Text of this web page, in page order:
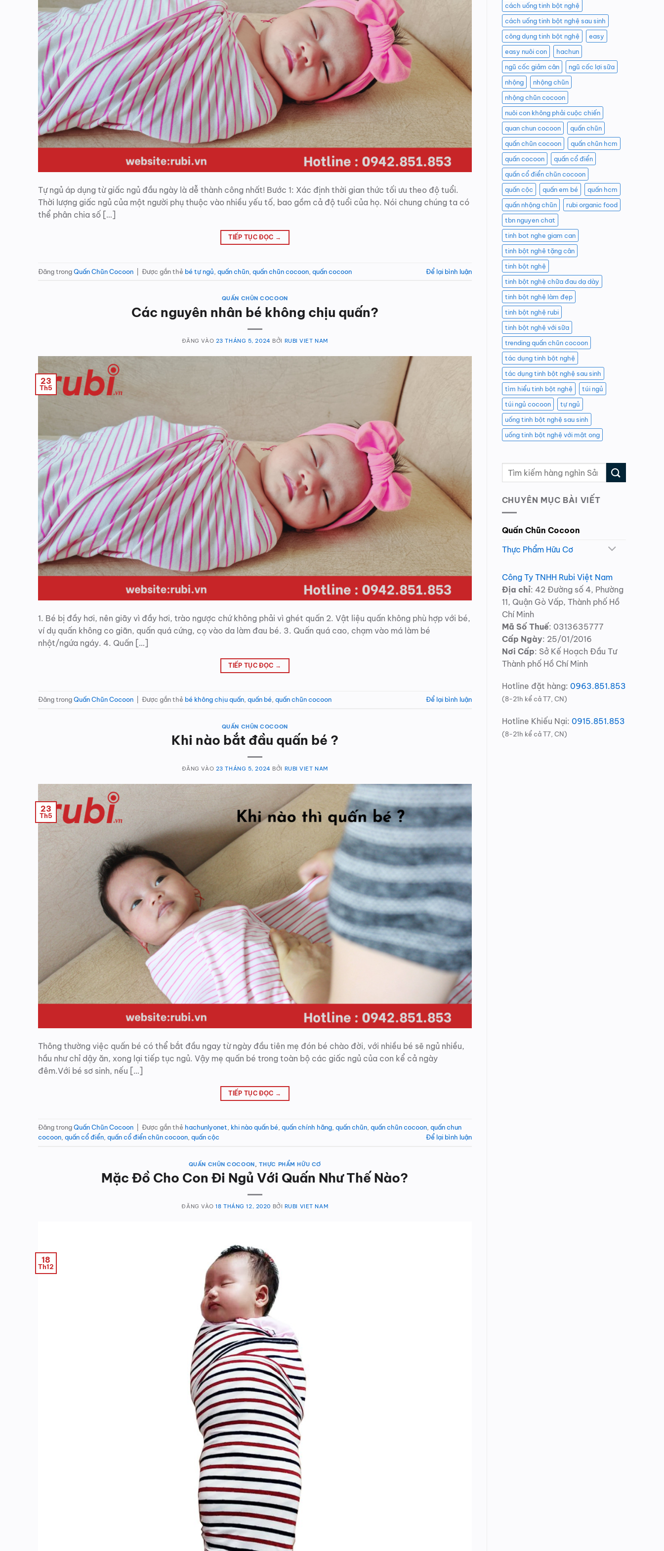
Tự ngủ áp dụng từ giấc ngủ đầu ngày là dễ thành công nhất! Bước 1: Xác định thời gian thức tối ưu theo độ tuổi.
Thời lượng giấc ngủ của một người phụ thuộc vào nhiều yếu tố, bao gồm cả độ tuổi của họ. Nói chung chúng ta có
thể phân chia số […]
TIẾP TỤC ĐỌC →
Đăng trongQuấn Chũn Cocoon Được gắn thẻ bé tự ngủ quấn chũn quấn chũn cocoon quấn cocoon Để lại bình luận
QUẤN CHŨN COCOON
Các nguyên nhân bé không chịu quấn?
ĐĂNG VÀO 23 THÁNG 5, 2024 BỞI RUBI VIET NAM
23
Th5
1. Bé bị đầy hơi, nên giãy vì đầy hơi, trào ngược chứ không phải vì ghét quấn 2. Vật liệu quấn không phù hợp với bé,
ví dụ quấn không co giãn, quấn quá cứng, cọ vào da làm đau bé. 3. Quấn quá cao, chạm vào má làm bé
nhột/ngứa ngáy. 4. Quấn […]
TIẾP TỤC ĐỌC →
Đăng trongQuấn Chũn Cocoon Được gắn thẻ bé không chịu quấn quấn bé quấn chũn cocoon Để lại bình luận
QUẤN CHŨN COCOON
Khi nào bắt đầu quấn bé ?
ĐĂNG VÀO 23 THÁNG 5, 2024 BỞI RUBI VIET NAM
23
Th5
Thông thường việc quấn bé có thể bắt đầu ngay từ ngày đầu tiên mẹ đón bé chào đời, với nhiều bé sẽ ngủ nhiều,
hầu như chỉ dậy ăn, xong lại tiếp tục ngủ. Vậy mẹ quấn bé trong toàn bộ các giấc ngủ của con kể cả ngày
đêm.Với bé sơ sinh, nếu […]
TIẾP TỤC ĐỌC →
Đăng trongQuấn Chũn Cocoon Được gắn thẻ hachunlyonet, khi nào quấn bé, quấn chính hãng, quấn chũn, quấn chũn cocoon, quấn chun
cocoon, quấn cổ điển, quấn cổ điển chũn cocoon, quấn cộc Để lại bình luận
QUẤN CHŨN COCOON, THỰC PHẨM HỮU CƠ
Mặc Đồ Cho Con Đi Ngủ Với Quấn Như Thế Nào?
ĐĂNG VÀO18 THÁNG 12, 2020 BỞI RUBI VIET NAM
18
Th12
cách uống tinh bột nghệ
cách uống tinh bột nghệ sau sinh
công dụng tinh bột nghệ
easy
easy nuôi con
hachun
ngũ cốc giảm cân
ngũ cốc lợi sữa
nhộng
nhộng chũn
nhộng chũn cocoon
nuôi con không phải cuộc chiến
quan chun cocoon
quấn chũn
quấn chũn cocoon
quấn chũn hcm
quấn cocoon
quấn cổ điển
quấn cổ điển chũn cocoon
quấn cộc
quấn em bé
quấn hcm
quấn nhộng chũn
rubi organic food
tbn nguyen chat
tinh bot nghe giam can
tinh bột nghê tặng cân
tinh bột nghệ
tinh bột nghệ chữa đau dạ dày
tinh bột nghệ làm đẹp
tinh bột nghệ rubi
tinh bột nghệ với sữa
trending quấn chũn cocoon
tác dụng tinh bột nghệ
tác dụng tinh bột nghệ sau sinh
tìm hiểu tinh bột nghệ
túi ngủ
túi ngủ cocoon
tự ngủ
uống tinh bột nghệ sau sinh
uống tinh bột nghệ với mật ong
CHUYÊN MỤC BÀI VIẾT
Quấn Chũn Cocoon
Thực Phẩm Hữu Cơ
Công Ty TNHH Rubi Việt Nam
Địa chỉ: 42 Đường số 4, Phường
11, Quận Gò Vấp, Thành phố Hồ
Chí Minh
Mã Số Thuế: 0313635777
Cấp Ngày: 25/01/2016
Nơi Cấp: Sở Kế Hoạch Đầu Tư
Thành phố Hồ Chí Minh
Hotline đặt hàng: 0963.851.853
(8-21h kể cả T7, CN)
Hotline Khiếu Nại: 0915.851.853
(8-21h kể cả T7, CN)